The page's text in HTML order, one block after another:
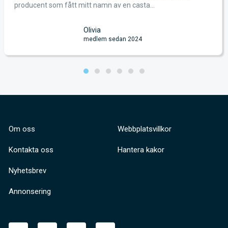
producent som fått mitt namn av en casta...
Olivia
medlem sedan 2024
Om oss
Kontakta oss
Nyhetsbrev
Annonsering
Webbplatsvillkor
Hantera kakor